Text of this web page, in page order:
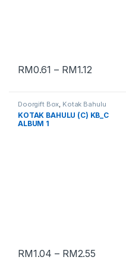
RM0.61 – RM1.12
Doorgift Box, Kotak Bahulu
KOTAK BAHULU (C) KB_C
ALBUM 1
RM1.04 – RM2.55